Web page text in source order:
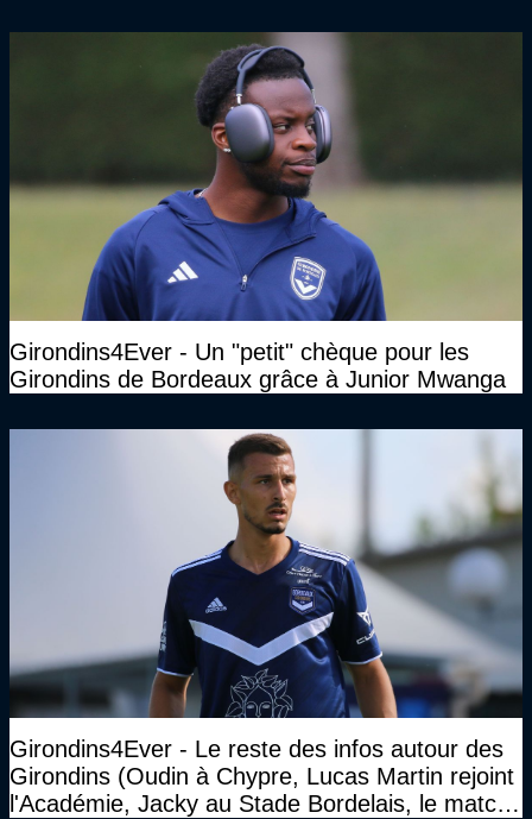
Girondins4Ever - Un "petit" chèque pour les
Girondins de Bordeaux grâce à Junior Mwanga
Girondins4Ever - Le reste des infos autour des
Girondins (Oudin à Chypre, Lucas Martin rejoint
l'Académie, Jacky au Stade Bordelais, le match